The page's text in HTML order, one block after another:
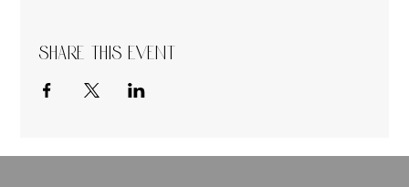
Share this event